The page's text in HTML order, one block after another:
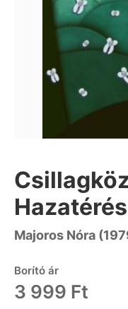
Hazatérés
Majoros Nóra
Borító ár
3 999 Ft